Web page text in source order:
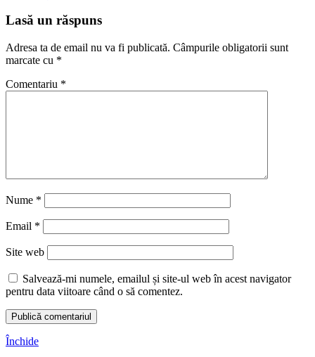
Lasă un răspuns
Adresa ta de email nu va fi publicată. Câmpurile obligatorii sunt
marcate cu *
Comentariu *
Nume *
Email *
Site web
Salvează-mi numele, emailul și site-ul web în acest navigator
pentru data viitoare când o să comentez.
Închide